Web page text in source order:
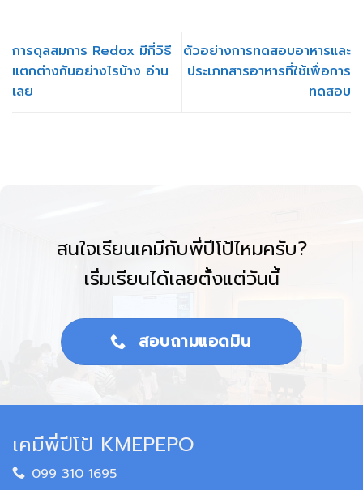
การดุลสมการ Redox มีกี่วิธี
แตกต่างกันอย่างไรบ้าง อ่าน
เลย
ตัวอย่างการทดสอบอาหารและ
ประเภทสารอาหารที่ใช้เพื่อการ
ทดสอบ
สนใจเรียนเคมีกับพี่ปีโป้ไหมครับ?
เริ่มเรียนได้เลยตั้งแต่วันนี้
สอบถามแอดมิน
เคมีพี่ปีโป้ KMEPEPO
099 310 1695